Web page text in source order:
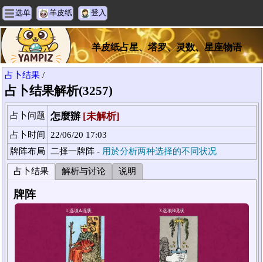
选单 羊皮纸 登入
羊皮纸占星、塔罗、灵数、星座物语
占卜结果 /
占卜结果解析(3257)
占卜问题 怎麼辦 [未解析]
占卜时间
22/06/20 17:03
牌阵布局
二择一牌阵 - 用於分析两种选择的不同状况
占卜结果 解析与讨论 说明
牌阵